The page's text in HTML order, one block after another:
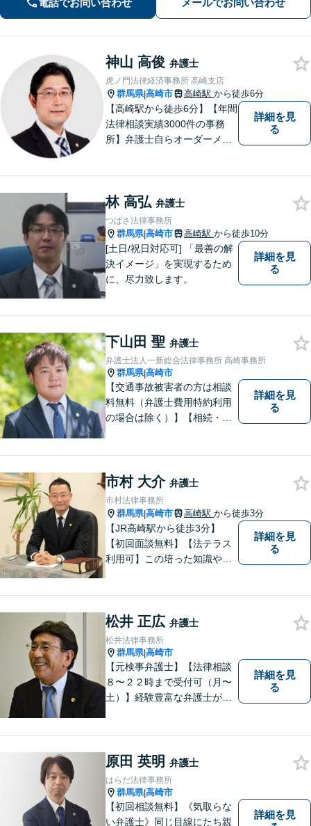
談ください【夜間・休日対応】
神山 高俊 弁護士
虎ノ門法律経済事務所 高崎支店
群馬県|高崎市 高崎駅 から徒歩6分
【高崎駅から徒歩6分】【年間
法律相談実績3000件の事務
所】弁護士自らオーダーメイ
とまずはご相談ください！
【土日祝日・夜間も対応可
能】
詳細を見
る
林 高弘 弁護士
つばさ法律事務所
群馬県|高崎市 高崎駅 から徒歩10分
[土日/祝日対応可] 「最善の解
決イメージ」を実現するため
に、尽力致します。
詳細を見
る
下山田 聖 弁護士
弁護士法人一新総合法律事務所 高崎事務所
群馬県|高崎市
【交通事故被害者の方は相談
料無料（弁護士費用特約利用
の場合は除く）】【相続・債
で連携し、問題解決に向けて
取り組みます。おひとりで悩
まずに、お気軽にお問い合わ
せください。
詳細を見
る
市村 大介 弁護士
市村法律事務所
群馬県|高崎市 高崎駅 から徒歩3分
【JR高崎駅から徒歩3分】
【初回面談無料】【法テラス
利用可】この培った知識や経
す。お気軽にご相談くださ
い。
詳細を見
る
松井 正広 弁護士
松井法律事務所
群馬県|高崎市
【元検事弁護士】【法律相談
８〜２２時まで受付可（月〜
土）】経験豊富な弁護士が事
自主性を尊重し、的確に対応
致します。
詳細を見
る
原田 英明 弁護士
はらだ法律事務所
群馬県|高崎市
【初回相談無料】《気取らな
い弁護士》同じ目線にたち親
詳細を見